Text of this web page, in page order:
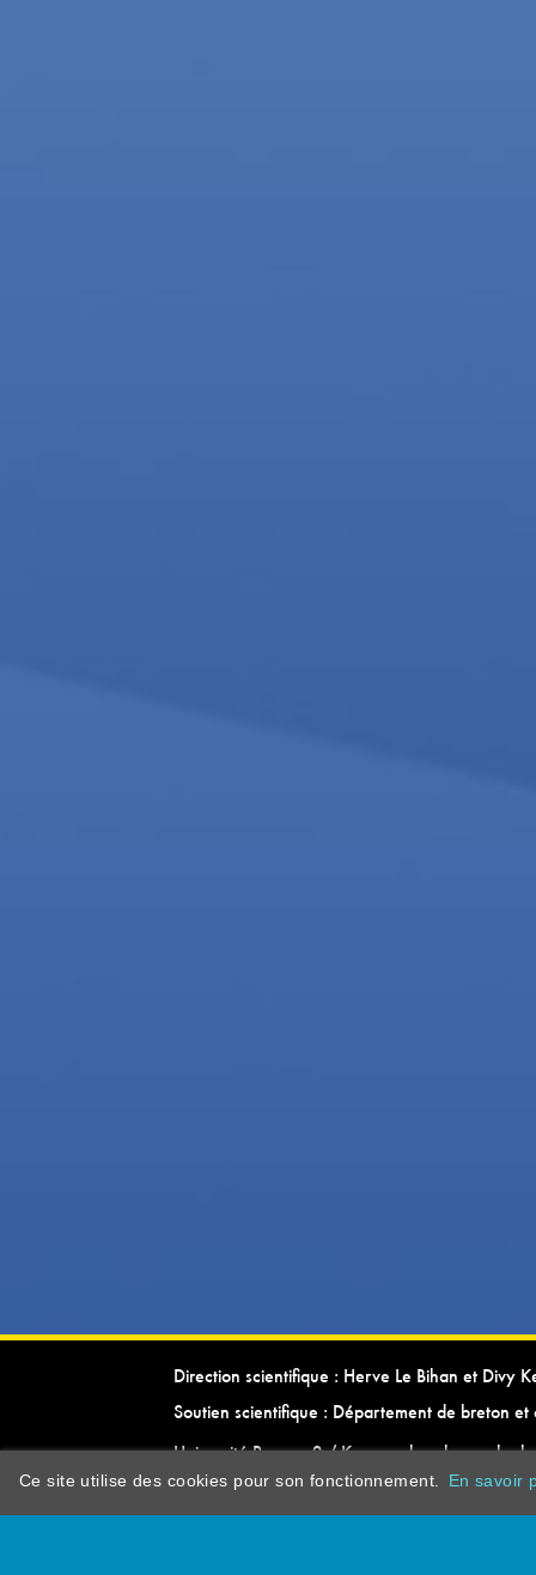
Direction scientifique : Herve Le Bihan et Divy
Soutien scientifique : Département de breton et
Université Rennes 2 / Kevrenn brezhoneg ha
Ce site utilise des cookies pour son fonctionnement. En savoir